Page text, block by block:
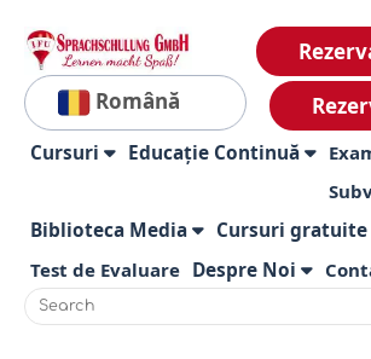
Română
Cursuri Educație Continuă
Biblioteca Media Cursuri gratuite
Test de Evaluare Despre Noi